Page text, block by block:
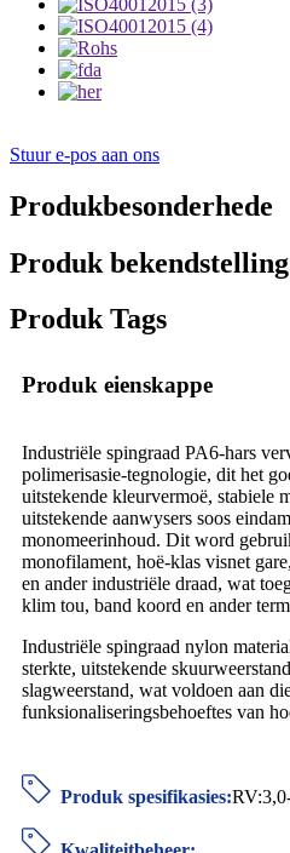
Stuur e-pos aan ons
Produkbesonderhede
Produk bekendstelling
Produk Tags
Produk eienskappe
Industriële spingraad PA6-hars
polimerisasie-tegnologie, dit het
uitstekende kleurvermoë, stabiele
uitstekende aanwysers soos
monomeerinhoud. Dit word
monofilament, hoë-klas visnet
en ander industriële draad, wat
klim tou, band koord en ander
Industriële spingraad nylon
sterkte, uitstekende
slagweerstand, wat voldoen aan
funksionaliseringsbehoeftes van
Produk spesifikasies: